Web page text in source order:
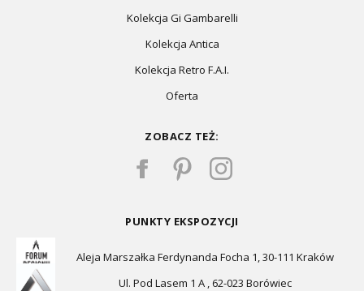
Kolekcja Gi Gambarelli
Kolekcja Antica
Kolekcja Retro F.A.I.
Oferta
ZOBACZ TEŻ:
PUNKTY EKSPOZYCJI
Aleja Marszałka Ferdynanda Focha 1, 30-111 Kraków
Ul. Pod Lasem 1 A , 62-023 Borówiec